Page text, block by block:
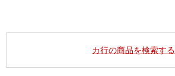
カ行の商品を検索する